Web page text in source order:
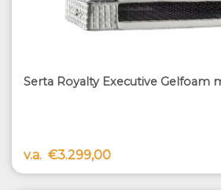
Serta Royalty Executive Gelfoam
v.a. €3.299,00